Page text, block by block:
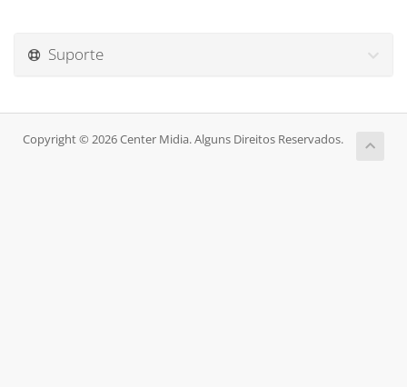
Suporte
Copyright © 2026 Center Midia. Alguns Direitos Reservados.